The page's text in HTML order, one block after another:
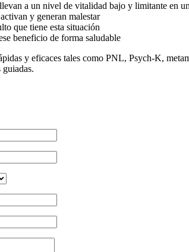
a un nivel de vitalidad bajo y limitante en
y generan malestar
que tiene esta situación
beneficio de forma saludable
y eficaces tales como PNL, Psych-K,